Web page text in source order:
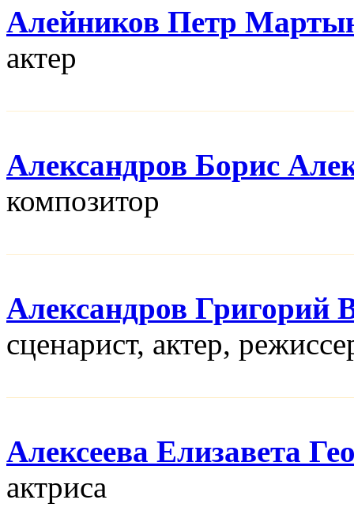
Алейников Петр
актер
Александров Борис
композитор
Александров Григорий
сценарист, актер,
Алексеева Елизавета
актриса